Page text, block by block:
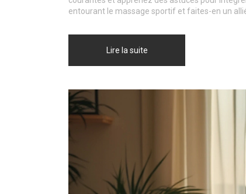
entourant le massage sportif et faites-en un
Lire la suite